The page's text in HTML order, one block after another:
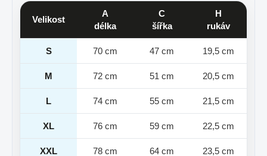
Velikost
A
délka
C
šířka
H
rukáv
S 70 cm 47 cm 19,5 cm
M 72 cm 51 cm 20,5 cm
L 74 cm 55 cm 21,5 cm
XL 76 cm 59 cm 22,5 cm
XXL 78 cm 64 cm 23,5 cm